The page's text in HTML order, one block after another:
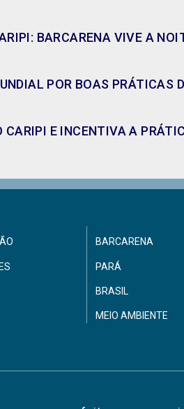
BARCARENA VIVE A
POR BOAS PRÁTICAS
CARIPI E INCENTIVA A
BARCARENA
PARÁ
BRASIL
MEIO AMBIENTE